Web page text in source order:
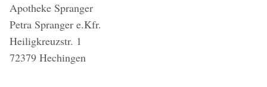
Apotheke Spranger
Petra Spranger e.Kfr.
Heiligkreuzstr. 1
72379 Hechingen